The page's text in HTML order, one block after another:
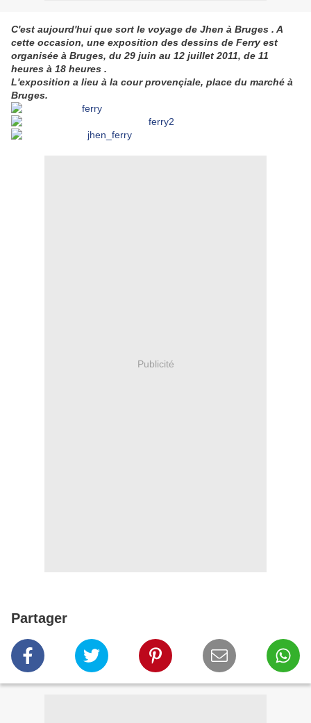
C'est aujourd'hui que sort le voyage de Jhen à Bruges . A
cette occasion, une exposition des dessins de Ferry est
organisée à Bruges, du 29 juin au 12 juillet 2011, de 11
heures à 18 heures .
L'exposition a lieu à la cour provençiale, place du marché à
Bruges.
Publicité
Partager